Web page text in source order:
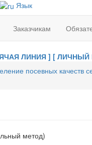
Язык
Заказчикам
ЛИНИЯ ] [ ЛИЧНЫЙ
посевных качеств
метод)